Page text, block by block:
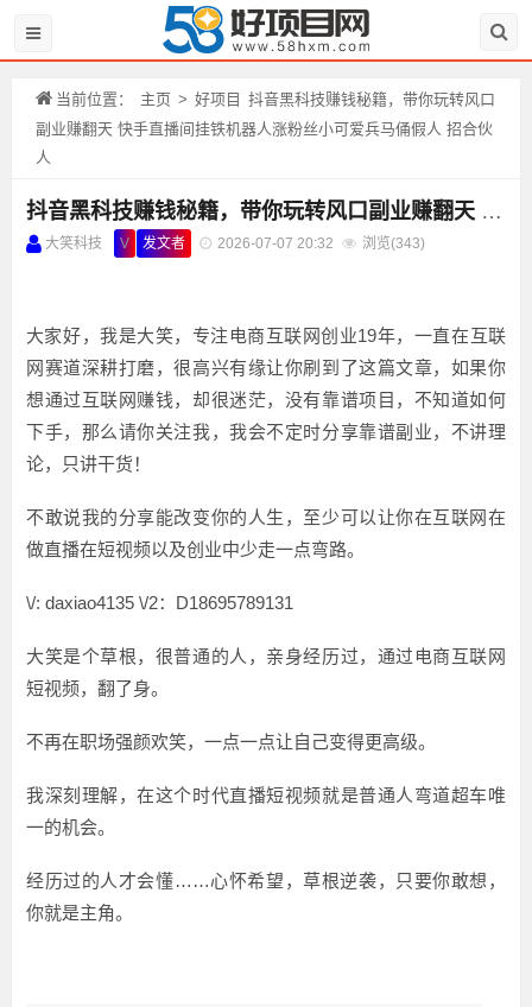
当前位置： 主页 > 好项目 抖音黑科技赚钱秘籍，带你玩转风口
副业赚翻天 快手直播间挂铁机器人涨粉丝小可爱兵马俑假人 招合伙
人
抖音黑科技赚钱秘籍，带你玩转风口副业赚翻天 快手直播间挂铁机器人涨粉丝小可爱兵马俑假人 招合伙人
大笑科技 V 发文者 2026-07-07 20:32 浏览(343)
大家好，我是大笑，专注电商互联网创业19年，一直在互联
网赛道深耕打磨，很高兴有缘让你刷到了这篇文章，如果你
想通过互联网赚钱，却很迷茫，没有靠谱项目，不知道如何
下手，那么请你关注我，我会不定时分享靠谱副业，不讲理
论，只讲干货！
不敢说我的分享能改变你的人生，至少可以让你在互联网在
做直播在短视频以及创业中少走一点弯路。
\/: daxiao4135 \/2：D18695789131
大笑是个草根，很普通的人，亲身经历过，通过电商互联网
短视频，翻了身。
不再在职场强颜欢笑，一点一点让自己变得更高级。
我深刻理解，在这个时代直播短视频就是普通人弯道超车唯
一的机会。
经历过的人才会懂……心怀希望，草根逆袭，只要你敢想，
你就是主角。